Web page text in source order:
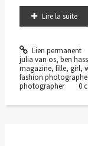
Lire la suite
Lien permanent
julia van os, ben
magazine, fille, girl,
fashion
photographer
0